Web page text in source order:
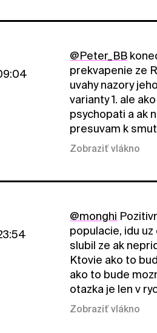
@Peter_BB
prekvapenie ze
uvahy nazory
varianty 1. ale
psychopati a ak
presuvam k
Zobraziť vlákno
@monghi
populacie, idu
slubil ze ak
Ktovie ako to
ako to bude
otazka je len v
Zobraziť vlákno